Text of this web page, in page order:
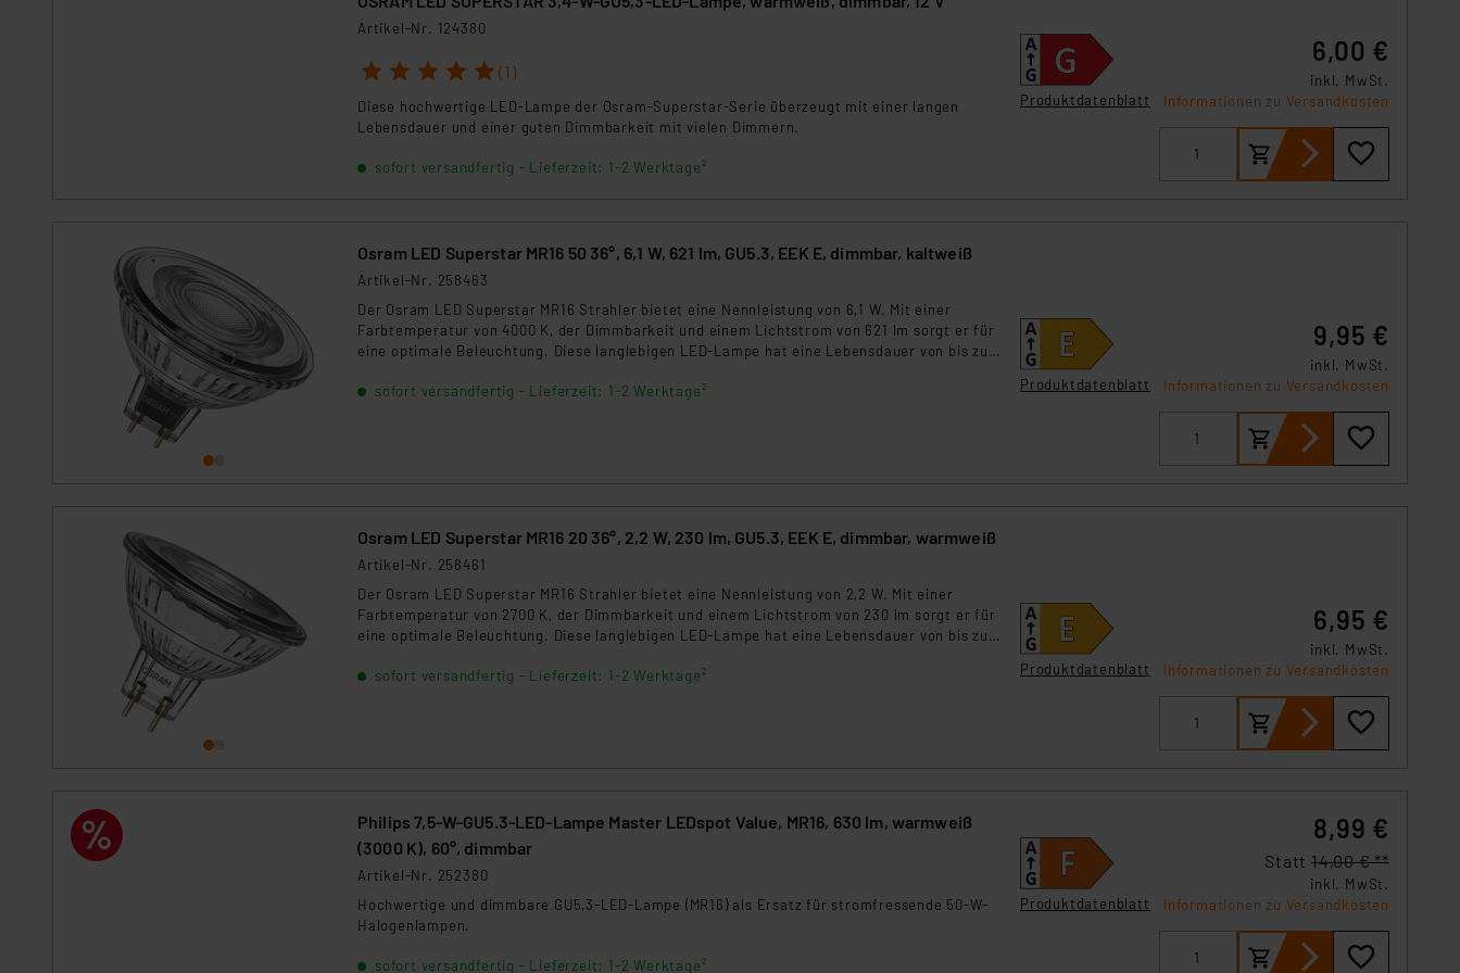
Für die USA besteht kein Angemessenheitsbeschluss der EU. Dies bedeutet, dass die USA als Land mit unzureichendem
Datenschutz nach EU-Standards eingestuft wird. So besteht etwa das Risiko, dass US-Behörden personenbezogene
Daten in Überwachungsprogrammen verarbeiten, ohne dass hiergegen Klagemöglichkeiten für Europäer bestehen.
Unsere Kooperation mit diesen Dienstleistern stützt sich auf die Standarddatenschutzklauseln der Europäischen
Kommission sowie einer eigenen Beurteilung der mit der Datenübermittlung, insbesondere der Art der übermittelten
Daten, verbundenen Risiken.“
Artikel-Nr. 124380
1 2 3 4 5 (1)
Diese hochwertige LED-Lampe der Osram-Superstar-Serie überzeugt mit einer langen
Lebensdauer und einer guten Dimmbarkeit mit vielen Dimmern.
sofort versandfertig - Lieferzeit: 1-2 Werktage²
Produktdatenblatt
6,00 €
inkl. MwSt.
Informationen zu Versandkosten
Osram LED Superstar MR16 50 36°, 6,1 W, 621 lm, GU5.3, EEK E, dimmbar, kaltweiß
Artikel-Nr. 258463
Der Osram LED Superstar MR16 Strahler bietet eine Nennleistung von 6,1 W. Mit einer
Farbtemperatur von 4000 K, der Dimmbarkeit und einem Lichtstrom von 621 lm sorgt er für
eine optimale Beleuchtung. Diese langlebigen LED-Lampe hat eine Lebensdauer von bis zu
sofort versandfertig - Lieferzeit: 1-2 Werktage²
Produktdatenblatt
9,95 €
inkl. MwSt.
Informationen zu Versandkosten
Osram LED Superstar MR16 20 36°, 2,2 W, 230 lm, GU5.3, EEK E, dimmbar, warmweiß
Artikel-Nr. 258461
Der Osram LED Superstar MR16 Strahler bietet eine Nennleistung von 2,2 W. Mit einer
Farbtemperatur von 2700 K, der Dimmbarkeit und einem Lichtstrom von 230 lm sorgt er für
eine optimale Beleuchtung. Diese langlebigen LED-Lampe hat eine Lebensdauer von bis zu
sofort versandfertig - Lieferzeit: 1-2 Werktage²
Produktdatenblatt
6,95 €
inkl. MwSt.
Informationen zu Versandkosten
Philips 7,5-W-GU5.3-LED-Lampe Master LEDspot Value, MR16, 630 lm, warmweiß
(3000 K), 60°, dimmbar
Artikel-Nr. 252380
Hochwertige und dimmbare GU5,3-LED-Lampe (MR16) als Ersatz für stromfressende 50-W-
Halogenlampen.
sofort versandfertig - Lieferzeit: 1-2 Werktage²
Produktdatenblatt
8,99 €
Statt 14,00 € **
inkl. MwSt.
Informationen zu Versandkosten